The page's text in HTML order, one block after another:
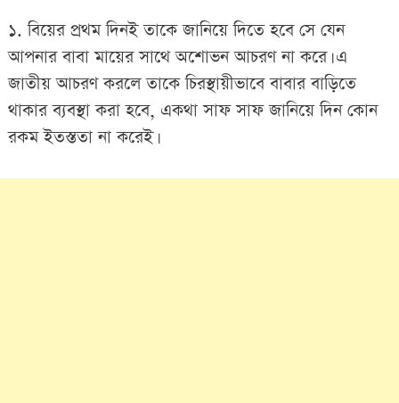
১. বিয়ের প্রথম দিনই তাকে জানিয়ে দিতে হবে সে যেন
আপনার বাবা মায়ের সাথে অশোভন আচরণ না করে। এ
জাতীয় আচরণ করলে তাকে চিরস্থায়ীভাবে বাবার বাড়িতে
থাকার ব্যবস্থা করা হবে, একথা সাফ সাফ জানিয়ে দিন কোন
রকম ইতস্ততা না করেই।